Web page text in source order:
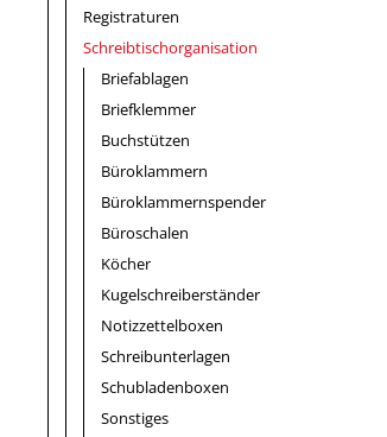
Registraturen
Schreibtischorganisation
Briefablagen
Briefklemmer
Buchstützen
Büroklammern
Büroklammernspender
Büroschalen
Köcher
Kugelschreiberständer
Notizzettelboxen
Schreibunterlagen
Schubladenboxen
Sonstiges